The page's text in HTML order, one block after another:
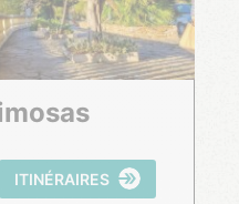
ITINÉRAIRES